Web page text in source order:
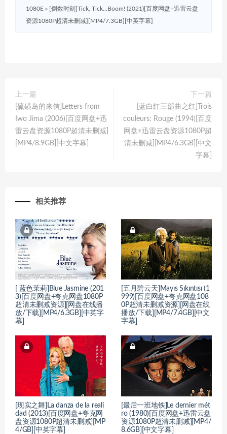
1080E » [倒数时刻]Tick, Tick…Boom! (2021)[百度网盘+迅雷云盘
资源1080P超清未删减][MP4/7.3GB][中英字幕]
上一篇
[硫磺岛的来信]Letters from
Iwo Jima (2006)[百度网盘+迅
雷云盘资源1080P超清未删减]
[MP4/8.9GB][中文字幕]
下一篇
[蓝白红三部曲之红]Trois
couleurs: Rouge (1994)[百度
网盘+迅雷云盘资源1080P超
清未删减][MP4/6.3GB][中文
字幕]
相关推荐
[ 蓝色茉莉]Blue Jasmine (201
3)[百度网盘+夸克网盘1080P
超清未删减资源][网盘在线播
放/下载][MP4/6.3GB][中英字
幕]
[五月碧云天]Mayıs Sıkıntısı (1
999)[百度网盘+夸克网盘108
0P超清未删减资源][网盘在线
播放/下载][MP4/7.4GB][中文
字幕]
[现实之舞]La danza de la reali
dad (2013)[百度网盘+夸克网
盘资源1080P超清未删减][MP
4/GB][中英字幕]
[最后一班地铁]Le dernier mét
ro (1980)[百度网盘+迅雷云盘
资源1080P超清未删减][MP4/
8.6GB][中文字幕]